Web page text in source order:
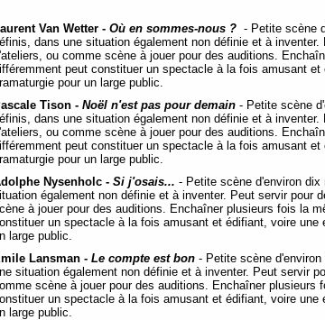
Van Wetter - Où en sommes-nous ? - Petite scène
dans une situation également non définie et à
ou comme scène à jouer pour des auditions.
peut constituer un spectacle à la fois amusant
pour un large public.
Tison - Noël n'est pas pour demain - Petite scène
dans une situation également non définie et à
ou comme scène à jouer pour des auditions.
peut constituer un spectacle à la fois amusant
pour un large public.
Nysenholc - Si j'osais... - Petite scène d'environ
également non définie et à inventer. Peut servir pour
à jouer pour des auditions. Enchaîner plusieurs fois la
un spectacle à la fois amusant et édifiant, voire
large public.
Lansman - Le compte est bon - Petite scène
situation également non définie et à inventer. Peut servir
scène à jouer pour des auditions. Enchaîner
un spectacle à la fois amusant et édifiant, voire
large public.